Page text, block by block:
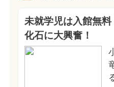
未就学児は入館無
化石に大興奮！